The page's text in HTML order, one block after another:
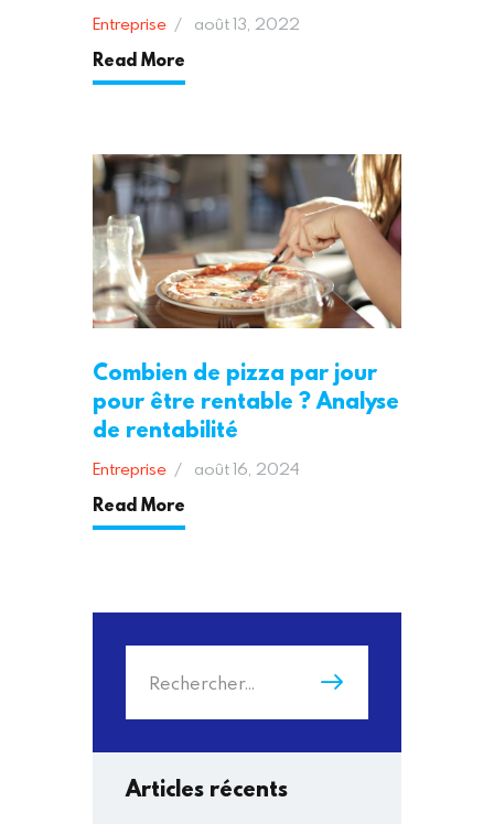
Entreprise août 13, 2022
Read More
Combien de pizza par jour
pour être rentable ? Analyse
de rentabilité
Entreprise août 16, 2024
Read More
Articles récents